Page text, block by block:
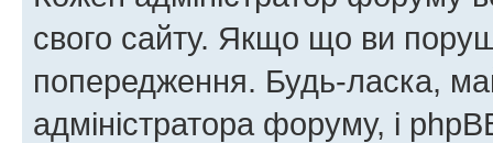
свого сайту. Якщо що ви
попередження. Будь-ласка,
адміністратора форуму, і